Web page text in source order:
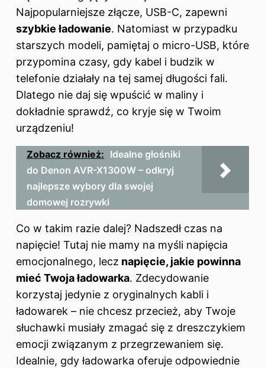
Najpopularniejsze złącze, USB-C, zapewni
szybkie ładowanie. Natomiast w przypadku
starszych modeli, pamiętaj o micro-USB, które
przypomina czasy, gdy kabel i budzik w
telefonie działały na tej samej długości fali.
Dlatego nie daj się wpuścić w maliny i
dokładnie sprawdź, co kryje się w Twoim
urządzeniu!
Zobacz również: Idealne głośniki
do Denon AVR-X1300W – odkryj
najlepsze wybory dla swojej
domowej rozrywki
Co w takim razie dalej? Nadszedł czas na
napięcie! Tutaj nie mamy na myśli napięcia
emocjonalnego, lecz napięcie, jakie powinna
mieć Twoja ładowarka. Zdecydowanie
korzystaj jedynie z oryginalnych kabli i
ładowarek – nie chcesz przecież, aby Twoje
słuchawki musiały zmagać się z dreszczykiem
emocji związanym z przegrzewaniem się.
Idealnie, gdy ładowarka oferuje odpowiednie